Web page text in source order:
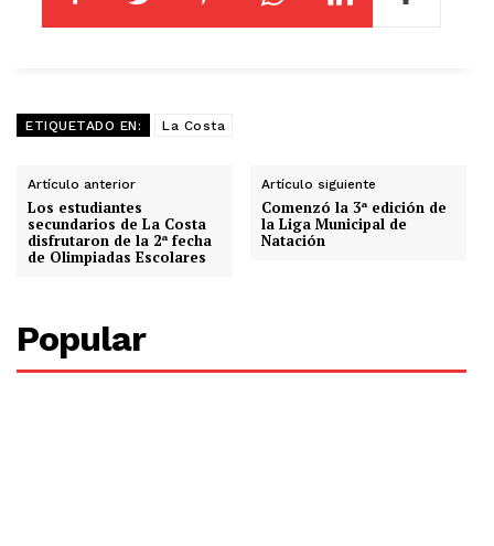
ETIQUETADO EN: La Costa
Artículo anterior
Los estudiantes
secundarios de La Costa
disfrutaron de la 2ª fecha
de Olimpiadas Escolares
Artículo siguiente
Comenzó la 3ª edición de
la Liga Municipal de
Natación
Popular